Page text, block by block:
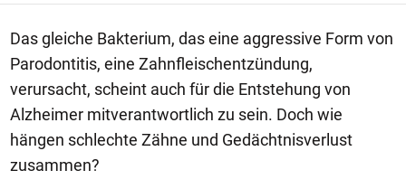
Das gleiche Bakterium, das eine aggressive Form von
Parodontitis, eine Zahnfleischentzündung,
verursacht, scheint auch für die Entstehung von
Alzheimer mitverantwortlich zu sein. Doch wie
hängen schlechte Zähne und Gedächtnisverlust
zusammen?